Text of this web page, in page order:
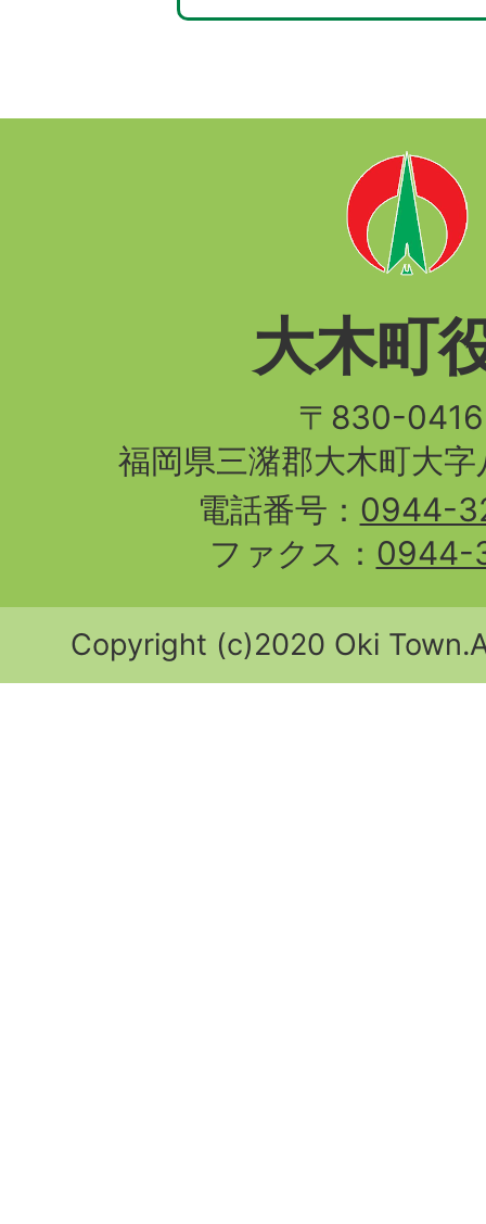
大木町
〒830-
福岡県三潴郡大木町大
電話番号： 0944-
ファクス： 0944-
Copyright (c)2020 Oki